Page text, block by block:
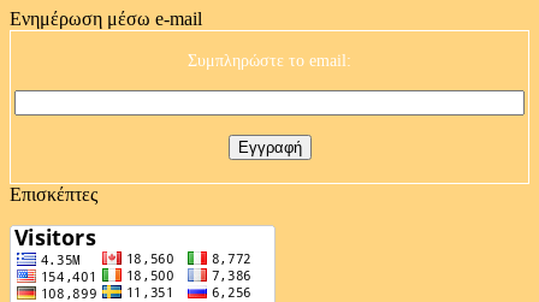
Ενημέρωση μέσω e-mail
Συμπληρώστε το email:
Επισκέπτες